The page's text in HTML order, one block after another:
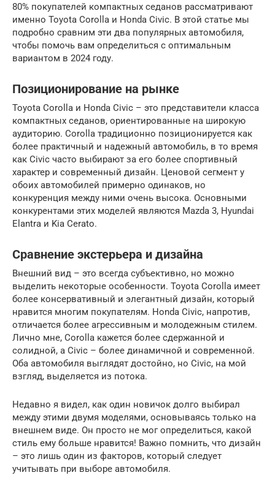
80% покупателей компактных седанов рассматривают
именно Toyota Corolla и Honda Civic. В этой статье мы
подробно сравним эти два популярных автомобиля,
чтобы помочь вам определиться с оптимальным
вариантом в 2024 году.
Позиционирование на рынке
Toyota Corolla и Honda Civic – это представители класса
компактных седанов, ориентированные на широкую
аудиторию. Corolla традиционно позиционируется как
более практичный и надежный автомобиль, в то время
как Civic часто выбирают за его более спортивный
характер и современный дизайн. Ценовой сегмент у
обоих автомобилей примерно одинаков, но
конкуренция между ними очень высока. Основными
конкурентами этих моделей являются Mazda 3, Hyundai
Elantra и Kia Cerato.
Сравнение экстерьера и дизайна
Внешний вид – это всегда субъективно, но можно
выделить некоторые особенности. Toyota Corolla имеет
более консервативный и элегантный дизайн, который
нравится многим покупателям. Honda Civic, напротив,
отличается более агрессивным и молодежным стилем.
Лично мне, Corolla кажется более сдержанной и
солидной, а Civic – более динамичной и современной.
Оба автомобиля выглядят достойно, но Civic, на мой
взгляд, выделяется из потока.
Недавно я видел, как один новичок долго выбирал
между этими двумя моделями, основываясь только на
внешнем виде. Он просто не мог определиться, какой
стиль ему больше нравится! Важно помнить, что дизайн
– это лишь один из факторов, который следует
учитывать при выборе автомобиля.